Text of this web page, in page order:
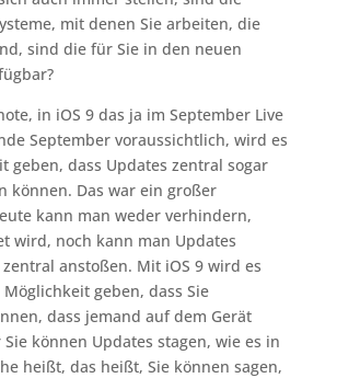
mit denen Sie arbeiten, die
sind die für Sie in den neuen
in iOS 9 das ja im September Live
September voraussichtlich, wird es
geben, dass Updates zentral sogar
können. Das war ein großer
kann man weder verhindern,
wird, noch kann man Updates
anstoßen. Mit iOS 9 wird es
geben, dass Sie
dass jemand auf dem Gerät
können Updates stagen, wie es in
heißt, das heißt, Sie können sagen,